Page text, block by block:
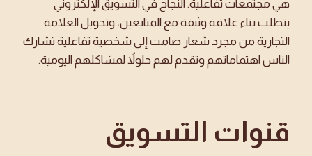
هي مجتمعات تفاعلية. النجاح في التسويق الإلكتروني
يتطلب بناء علاقة وثيقة مع المتابعين، وتحويل العلامة
التجارية من مجرد شعار صامت إلى شخصية تفاعلية تشارك
الناس اهتماماتهم وتقدم لهم حلولاً لمشاكلهم اليومية.
قنوات التسويق